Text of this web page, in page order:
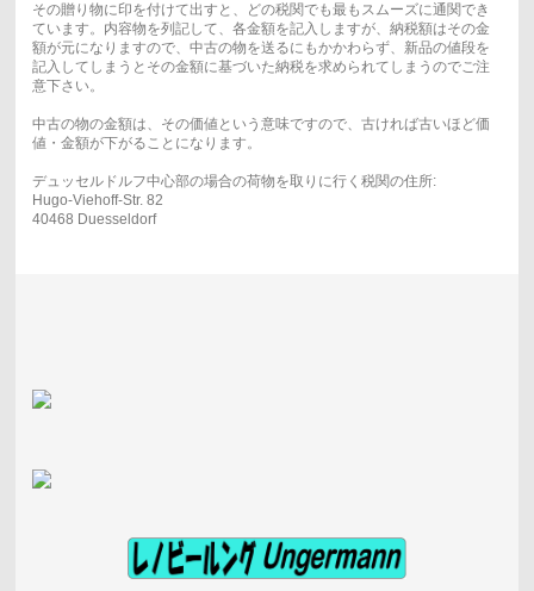
その贈り物に印を付けて出すと、どの税関でも最もスムーズに通関でき
ています。内容物を列記して、各金額を記入しますが、納税額はその金
額が元になりますので、中古の物を送るにもかかわらず、新品の値段を
記入してしまうとその金額に基づいた納税を求められてしまうのでご注
意下さい。
中古の物の金額は、その価値という意味ですので、古ければ古いほど価
値・金額が下がることになります。
デュッセルドルフ中心部の場合の荷物を取りに行く税関の住所:
Hugo-Viehoff-Str. 82
40468 Duesseldorf